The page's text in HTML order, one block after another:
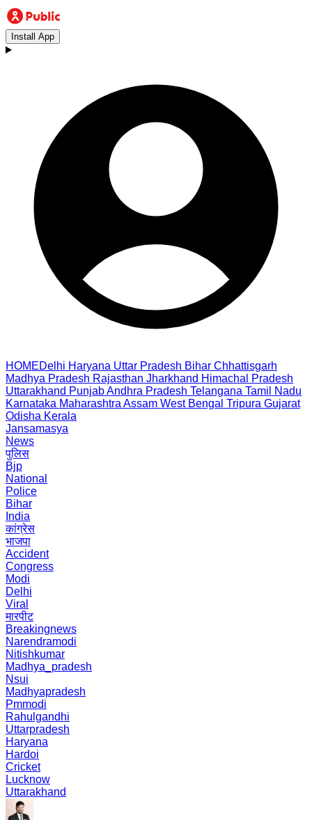
Install App
HOMEDelhi Haryana Uttar Pradesh Bihar Chhattisgarh
Madhya Pradesh Rajasthan Jharkhand Himachal Pradesh
Uttarakhand PunjabAndhra Pradesh Telangana Tamil Nadu
Karnataka Maharashtra Assam West Bengal Tripura Gujarat
Odisha Kerala
Jansamasya
News
पुलिस
Bjp
National
Police
Bihar
India
कांग्रेस
भाजपा
Accident
Congress
Modi
Delhi
Viral
मारपीट
Breakingnews
Narendramodi
Nitishkumar
Madhya_pradesh
Nsui
Madhyapradesh
Pmmodi
Rahulgandhi
Uttarpradesh
Haryana
Hardoi
Cricket
Lucknow
Uttarakhand